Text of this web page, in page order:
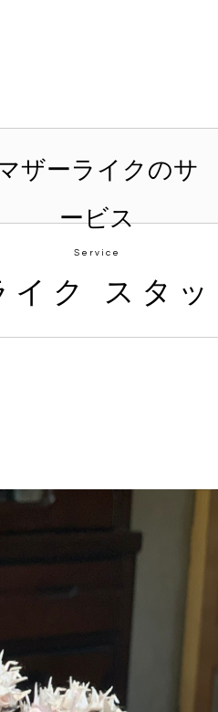
ザーライクのサ
ービス
Service
イク スタッ